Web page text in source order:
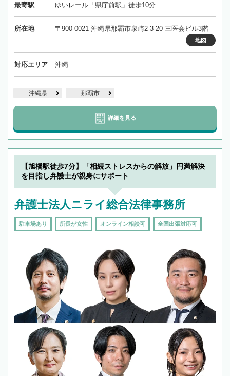
最寄駅 ゆいレール「県庁前駅」徒歩10分
所在地 〒900-0021 沖縄県那覇市泉崎2-3-20 三医会ビル3階
地図
対応エリア 沖縄
沖縄県 那覇市
詳細を見る
【旭橋駅徒歩7分】「相続ストレスからの解放」円満解決
を目指し弁護士が親身にサポート
弁護士法人ニライ総合法律事務所
駐車場あり 所長が女性 オンライン相談可 全国出張対応可